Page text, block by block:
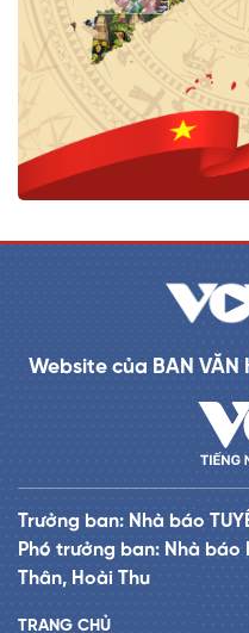
Website của BAN VĂN
Trưởng ban: Nhà báo
Phó trưởng ban: Nhà báo
Thân, Hoài Thu
TRANG CHỦ